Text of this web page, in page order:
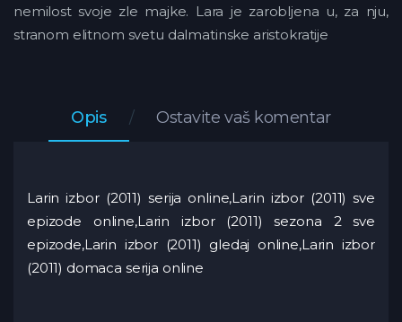
nemilost svoje zle majke. Lara je zarobljena u, za nju,
stranom elitnom svetu dalmatinske aristokratije
Opis Ostavite vaš komentar
Larin izbor (2011) serija online,Larin izbor (2011) sve
epizode online,Larin izbor (2011) sezona 2 sve
epizode,Larin izbor (2011) gledaj online,Larin izbor
(2011) domaca serija online